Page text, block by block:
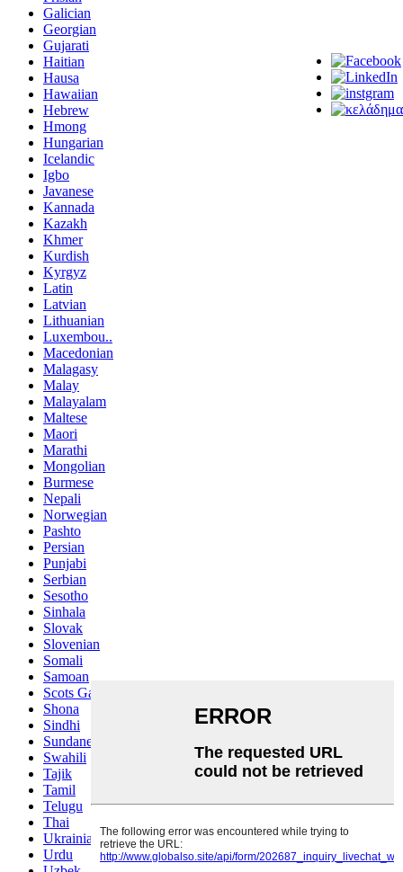
Galician
Georgian
Gujarati
Haitian
Hausa
Hawaiian
Hebrew
Hmong
Hungarian
Icelandic
Igbo
Javanese
Kannada
Kazakh
Khmer
Kurdish
Kyrgyz
Latin
Latvian
Lithuanian
Luxembou..
Macedonian
Malagasy
Malay
Malayalam
Maltese
Maori
Marathi
Mongolian
Burmese
Nepali
Norwegian
Pashto
Persian
Punjabi
Serbian
Sesotho
Sinhala
Slovak
Slovenian
Somali
Samoan
Scots Gaelic
Shona
Sindhi
Sundanese
Swahili
Tajik
Tamil
Telugu
Thai
Ukrainian
Urdu